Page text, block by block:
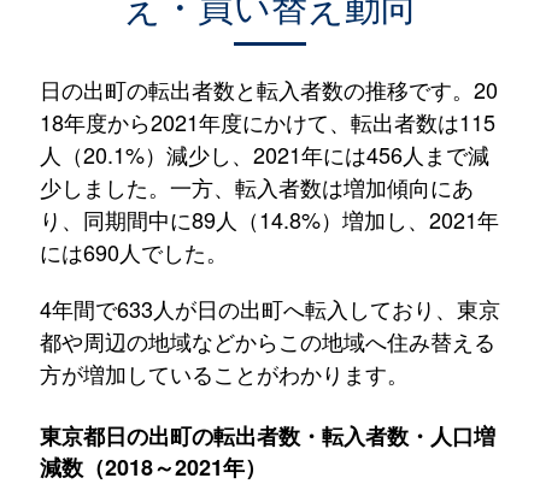
日の出町の転出者数と転入者数の推移です。20
18年度から2021年度にかけて、転出者数は115
人（20.1%）減少し、2021年には456人まで減
少しました。一方、転入者数は増加傾向にあ
り、同期間中に89人（14.8%）増加し、2021年
には690人でした。
4年間で633人が日の出町へ転入しており、東京
都や周辺の地域などからこの地域へ住み替える
方が増加していることがわかります。
東京都日の出町の転出者数・転入者数・人口増
減数（2018～2021年）